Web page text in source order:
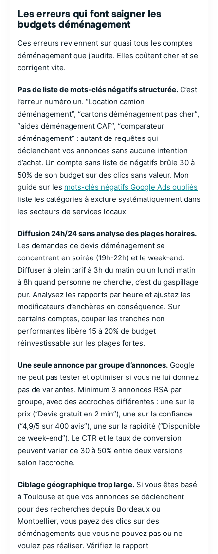
Les erreurs qui font saigner les
budgets déménagement
Ces erreurs reviennent sur quasi tous les comptes
déménagement que j’audite. Elles coûtent cher et se
corrigent vite.
Pas de liste de mots-clés négatifs structurée. C’est
l’erreur numéro un. “Location camion
déménagement”, “cartons déménagement pas cher”,
“aides déménagement CAF”, “comparateur
déménagement” : autant de requêtes qui
déclenchent vos annonces sans aucune intention
d’achat. Un compte sans liste de négatifs brûle 30 à
50% de son budget sur des clics sans valeur. Mon
guide sur les mots-clés négatifs Google Ads oubliés
liste les catégories à exclure systématiquement dans
les secteurs de services locaux.
Diffusion 24h/24 sans analyse des plages horaires.
Les demandes de devis déménagement se
concentrent en soirée (19h-22h) et le week-end.
Diffuser à plein tarif à 3h du matin ou un lundi matin
à 8h quand personne ne cherche, c’est du gaspillage
pur. Analysez les rapports par heure et ajustez les
modificateurs d’enchères en conséquence. Sur
certains comptes, couper les tranches non
performantes libère 15 à 20% de budget
réinvestissable sur les plages fortes.
Une seule annonce par groupe d’annonces. Google
ne peut pas tester et optimiser si vous ne lui donnez
pas de variantes. Minimum 3 annonces RSA par
groupe, avec des accroches différentes : une sur le
prix (“Devis gratuit en 2 min”), une sur la confiance
(“4,9/5 sur 400 avis”), une sur la rapidité (“Disponible
ce week-end”). Le CTR et le taux de conversion
peuvent varier de 30 à 50% entre deux versions
selon l’accroche.
Ciblage géographique trop large. Si vous êtes basé
à Toulouse et que vos annonces se déclenchent
pour des recherches depuis Bordeaux ou
Montpellier, vous payez des clics sur des
déménagements que vous ne pouvez pas ou ne
voulez pas réaliser. Vérifiez le rapport